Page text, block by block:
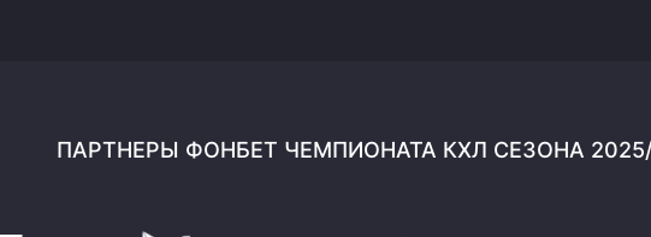
ПАРТНЕРЫ ФОНБЕТ ЧЕМПИОНАТА КХЛ СЕЗОНА